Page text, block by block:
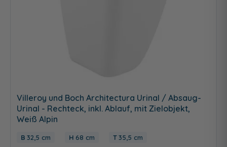
Villeroy und Boch Architectura Urinal / Absaug-
Urinal - Rechteck, inkl. Ablauf, mit Zielobjekt,
Weiß Alpin
32,5 cm 68 cm 35,5 cm